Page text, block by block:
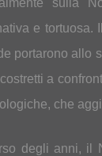
sulla
e tortuosa.
portarono allo
a
che
degli anni, il